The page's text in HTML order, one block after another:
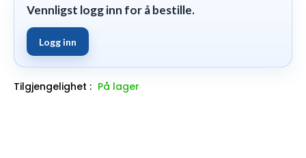
Vennligst logg inn for å bestille.
Logg inn
Tilgjengelighet : På lager